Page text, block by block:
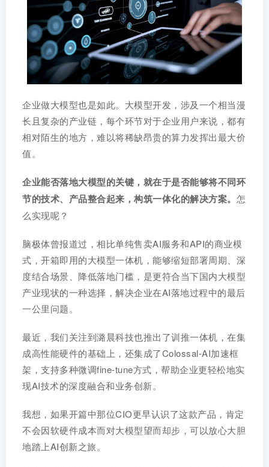
企业做大模型也是如此。大模型开发，涉及一个相当漫
长且复杂的产业链，每个环节对于企业用户来说，都有
相对陌生的地方，难以将稀缺昂贵的算力发挥出最大价
值。
企业能否落地大模型的关键，就在于是否能够将不同环
节的技术、产品整合起来，构筑一体化的解决方案。 怎
么实现呢？
脑极体曾报道过，相比单纯售卖AI服务和API的商业模
式，开箱即用的大模型一体机，能够缩短部署周期、深
度结合场景、降低落地门槛，是更符合当下国内大模型
产业现状的一种选择，解决企业在AI落地过程中的最后
一公里问题。
最近，我们关注到潞晨科技也推出了训推一体机，在集
成高性能硬件的基础上，还集成了Colossal-AI加速框
架，支持多种微调fine-tune方式，帮助企业更轻松地实
现AI技术的深度融合和业务创新。
我想，如果开篇中那位CIO更早认识了这款产品，肯定
不会因软硬件成本而对大模型望而却步，可以放心大胆
地踏上AI创新之旅。